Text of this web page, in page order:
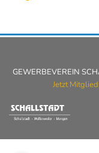
GEWERBEVEREIN
Jetzt